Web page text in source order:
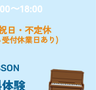
〜18:00
日・不定休
付休業日あり)
験